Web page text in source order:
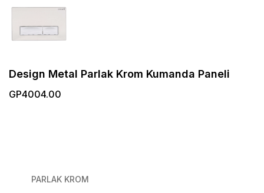
Design Metal Parlak Krom Kumanda Paneli
GP4004.00
PARLAK KROM